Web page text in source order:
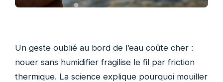
Un geste oublié au bord de l’eau coûte cher :
nouer sans humidifier fragilise le fil par friction
thermique. La science explique pourquoi mouiller